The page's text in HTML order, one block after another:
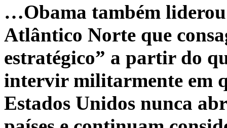
…Obama também
Atlântico Norte que
estratégico” a partir do
intervir militarmente em
Estados Unidos nunca